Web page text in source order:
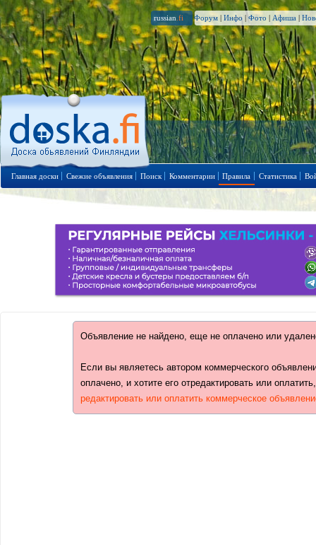
russian .fi Форум | Инфо | Фото | Афиша |
Главная доски Свежие объявления Поиск Комментарии Правила Статистика
Объявление не найдено, еще не оплачено или
Если вы являетесь автором коммерческого
оплачено, и хотите его отредактировать или
редактировать или оплатить коммерческое